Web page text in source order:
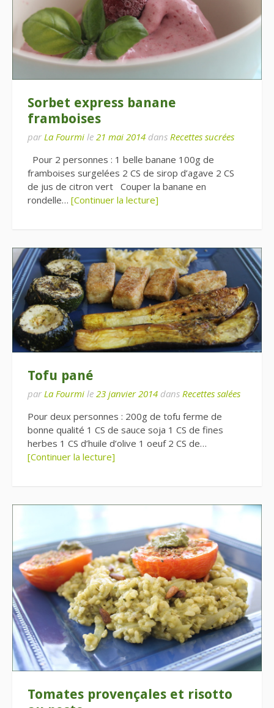
Sorbet express banane
framboises
par La Fourmi le 21 mai 2014 dans Recettes sucrées
Pour 2 personnes : 1 belle banane 100g de
framboises surgelées 2 CS de sirop d’agave 2 CS
de jus de citron vert Couper la banane en
rondelle… [Continuer la lecture]
Tofu pané
par La Fourmi le 23 janvier 2014 dans Recettes salées
Pour deux personnes : 200g de tofu ferme de
bonne qualité 1 CS de sauce soja 1 CS de fines
herbes 1 CS d’huile d’olive 1 oeuf 2 CS de…
[Continuer la lecture]
Tomates provençales et risotto